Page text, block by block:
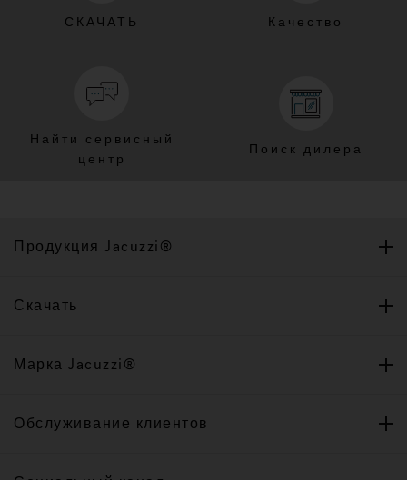
СКАЧАТЬ Качество
Найти сервисный
центр
Поиск дилера
Продукция Jacuzzi®
Скачать
Марка Jacuzzi®
Обслуживание клиентов